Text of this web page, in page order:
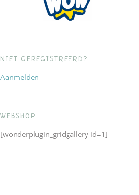
NIET GEREGISTREERD?
Aanmelden
WEBSHOP
[wonderplugin_gridgallery id=1]